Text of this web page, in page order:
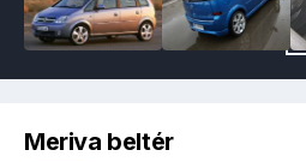
Meriva beltér